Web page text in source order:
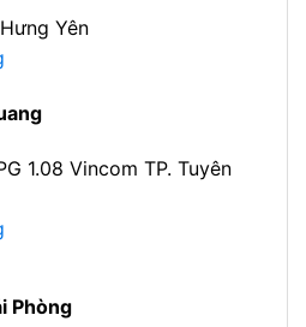
Yên
1.08 Vincom TP. Tuyên
Phòng